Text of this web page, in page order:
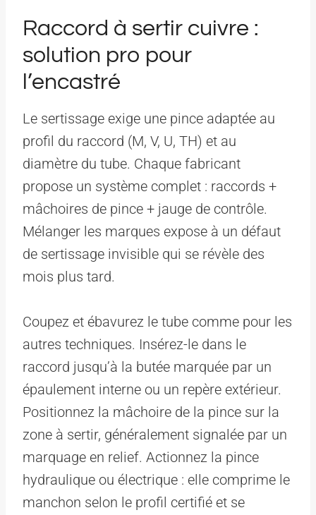
Raccord à sertir cuivre :
solution pro pour
l’encastré
Le sertissage exige une pince adaptée au
profil du raccord (M, V, U, TH) et au
diamètre du tube. Chaque fabricant
propose un système complet : raccords +
mâchoires de pince + jauge de contrôle.
Mélanger les marques expose à un défaut
de sertissage invisible qui se révèle des
mois plus tard.
Coupez et ébavurez le tube comme pour les
autres techniques. Insérez-le dans le
raccord jusqu’à la butée marquée par un
épaulement interne ou un repère extérieur.
Positionnez la mâchoire de la pince sur la
zone à sertir, généralement signalée par un
marquage en relief. Actionnez la pince
hydraulique ou électrique : elle comprime le
manchon selon le profil certifié et se